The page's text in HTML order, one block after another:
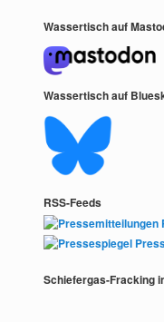
Wassertisch auf
Wassertisch auf
RSS-Feeds
Schiefergas-Fracking